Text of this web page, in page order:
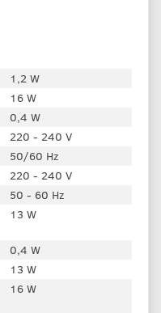
1,2 W
16 W
0,4 W
220 - 240 V
50/60 Hz
220 - 240 V
50 - 60 Hz
13 W
0,4 W
13 W
16 W